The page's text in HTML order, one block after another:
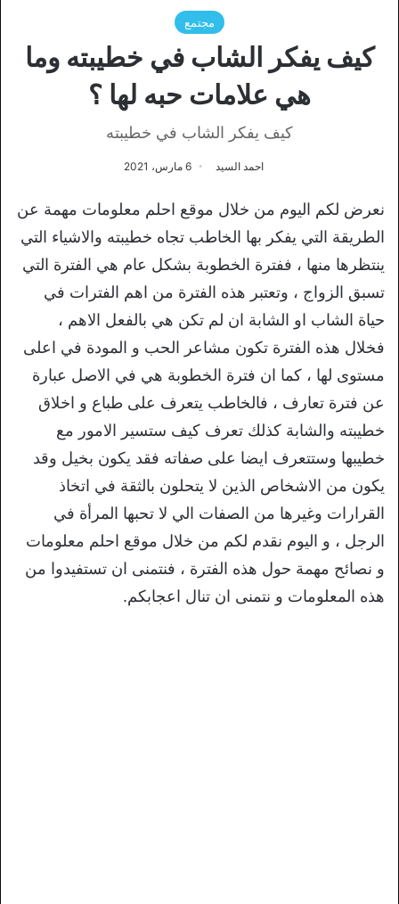
مجتمع
كيف يفكر الشاب في خطيبته وما
هي علامات حبه لها ؟
كيف يفكر الشاب في خطيبته
احمد السيد 6 مارس، 2021
نعرض لكم اليوم من خلال موقع احلم معلومات مهمة عن
الطريقة التي يفكر بها الخاطب تجاه خطيبته والاشياء التي
ينتظرها منها ، ففترة الخطوبة بشكل عام هي الفترة التي
تسبق الزواج ، وتعتبر هذه الفترة من اهم الفترات في
حياة الشاب او الشابة ان لم تكن هي بالفعل الاهم ،
فخلال هذه الفترة تكون مشاعر الحب و المودة في اعلى
مستوى لها ، كما ان فترة الخطوبة هي في الاصل عبارة
عن فترة تعارف ، فالخاطب يتعرف على طباع و اخلاق
خطيبته والشابة كذلك تعرف كيف ستسير الامور مع
خطيبها وستتعرف ايضا على صفاته فقد يكون بخيل وقد
يكون من الاشخاص الذين لا يتحلون بالثقة في اتخاذ
القرارات وغيرها من الصفات الي لا تحبها المرأة في
الرجل ، و اليوم نقدم لكم من خلال موقع احلم معلومات
و نصائح مهمة حول هذه الفترة ، فنتمنى ان تستفيدوا من
هذه المعلومات و نتمنى ان تنال اعجابكم.